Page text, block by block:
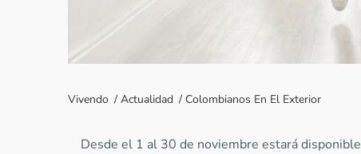
Vivendo / Actualidad / Colombianos En El Exterior
Desde el 1 al 30 de noviembre estará disponible